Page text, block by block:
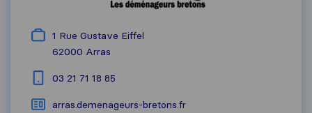
1 Rue Gustave Eiffel
62000 Arras
03 21 71 18 85
arras.demenageurs-bretons.fr